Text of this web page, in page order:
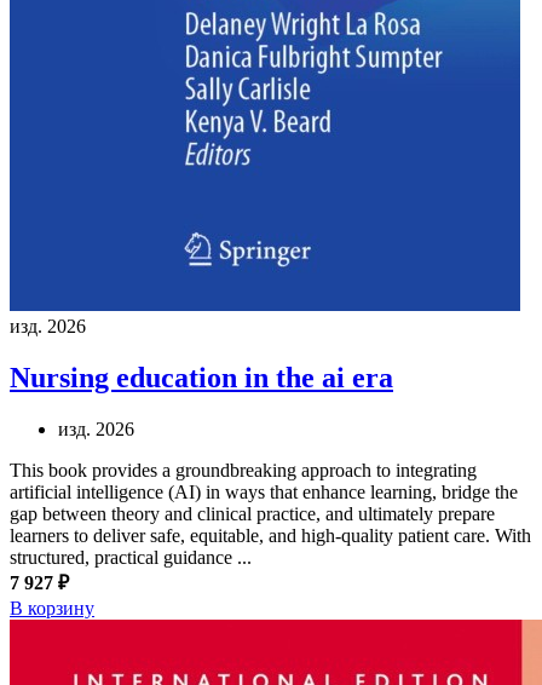
изд. 2026
Nursing education in the ai era
изд. 2026
This book provides a groundbreaking approach to integrating
artificial intelligence (AI) in ways that enhance learning, bridge the
gap between theory and clinical practice, and ultimately prepare
learners to deliver safe, equitable, and high-quality patient care. With
structured, practical guidance ...
7 927 ₽
В корзину